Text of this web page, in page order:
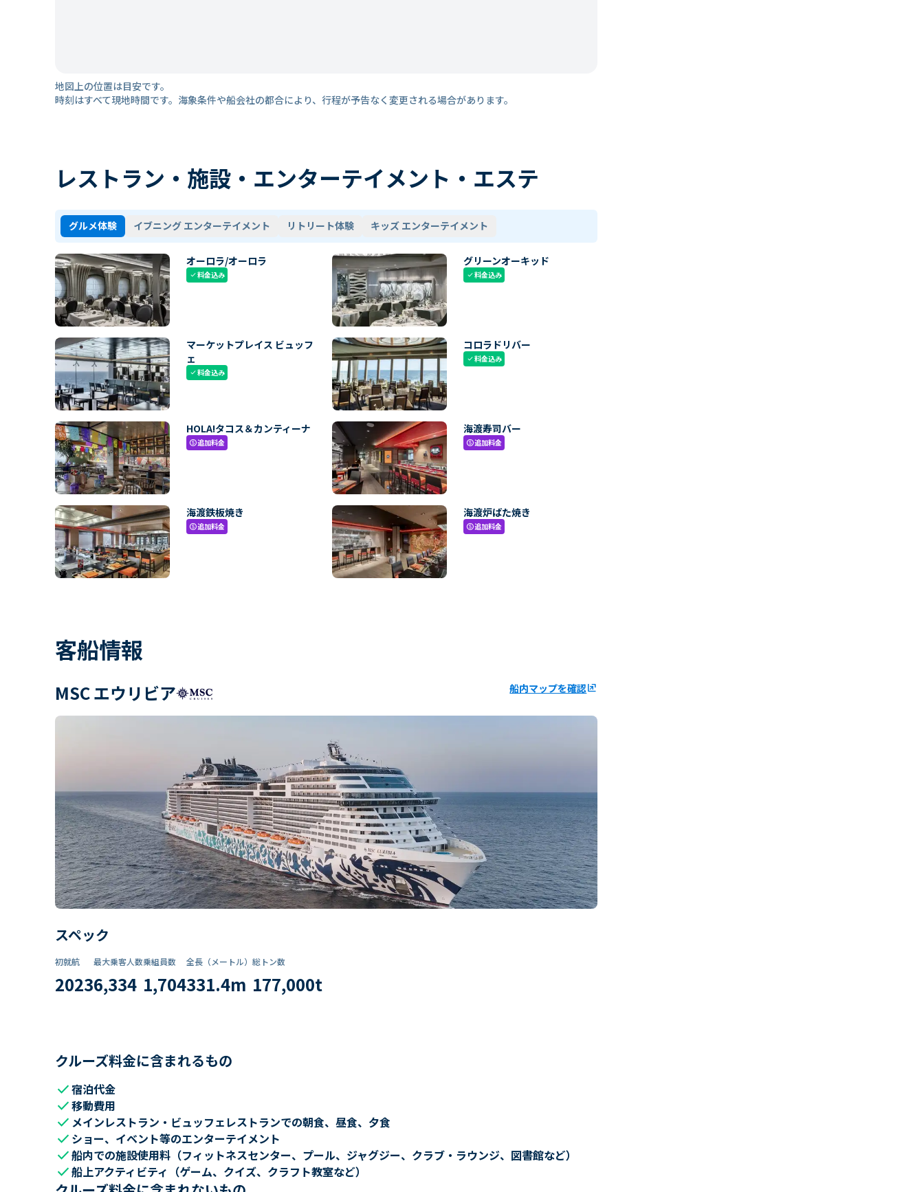
地図上の位置は目安です。
時刻はすべて現地時間です。海象条件や船会社の都合により、行程が予告なく変更される場合があります。
レストラン・施設・エンターテイメント・エステ
グルメ体験 イブニング エンターテイメント リトリート体験 キッズ エンターテイメント
オーロラ/オーロラ
check料金込み
グリーンオーキッド
check料金込み
マーケットプレイス ビュッフ
ェ
check料金込み
コロラドリバー
check料金込み
HOLA!タコス＆カンティーナ
paid追加料金
海渡寿司バー
paid追加料金
海渡鉄板焼き
paid追加料金
海渡炉ばた焼き
paid追加料金
客船情報
MSC エウリビア 船内マップを確認ungroup
スペック
初就航
2023
最大乗客人数
6,334
乗組員数​
1,704
全長（メートル）
331.4m
総トン数​
177,000t
クルーズ料金に含まれるもの
check宿泊代金
check移動費用
check メインレストラン・ビュッフェレストランでの朝食、昼食、夕食
check ショー、イベント等のエンターテイメント
check船内での施設使用料（フィットネスセンター、プール、ジャグジー、クラブ・ラウンジ、図書館など）
check船上アクティビティ（ゲーム、クイズ、クラフト教室など）